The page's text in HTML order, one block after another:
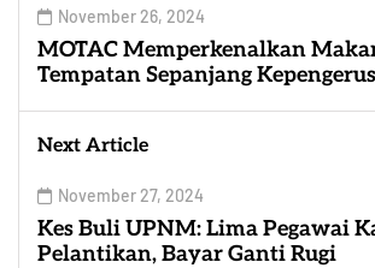
November 26, 2024
MOTAC Memperkenalkan
Tempatan Sepanjang
Next Article
November 27, 2024
Kes Buli UPNM: Lima Pegawai
Pelantikan, Bayar Ganti Rugi